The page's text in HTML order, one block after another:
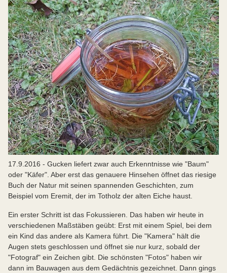
17.9.2016 - Gucken liefert zwar auch Erkenntnisse wie "Baum"
oder "Käfer". Aber erst das genauere Hinsehen öffnet das riesige
Buch der Natur mit seinen spannenden Geschichten, zum
Beispiel vom Eremit, der im Totholz der alten Eiche haust.
Ein erster Schritt ist das Fokussieren. Das haben wir heute in
verschiedenen Maßstäben geübt: Erst mit einem Spiel, bei dem
ein Kind das andere als Kamera führt. Die "Kamera" hält die
Augen stets geschlossen und öffnet sie nur kurz, sobald der
"Fotograf" ein Zeichen gibt. Die schönsten "Fotos" haben wir
dann im Bauwagen aus dem Gedächtnis gezeichnet. Dann gings